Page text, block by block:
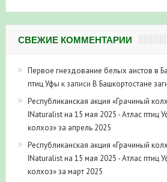
СВЕЖИЕ КОММЕНТАРИИ
Первое гнездование белых аистов в
птиц Уфы к записи В Башкортостане
Республиканская акция «Грачиный
INaturalist на 15 мая 2025 - Атлас птиц
колхоз» за апрель 2025
Республиканская акция «Грачиный
INaturalist на 15 мая 2025 - Атлас птиц
колхоз» за март 2025